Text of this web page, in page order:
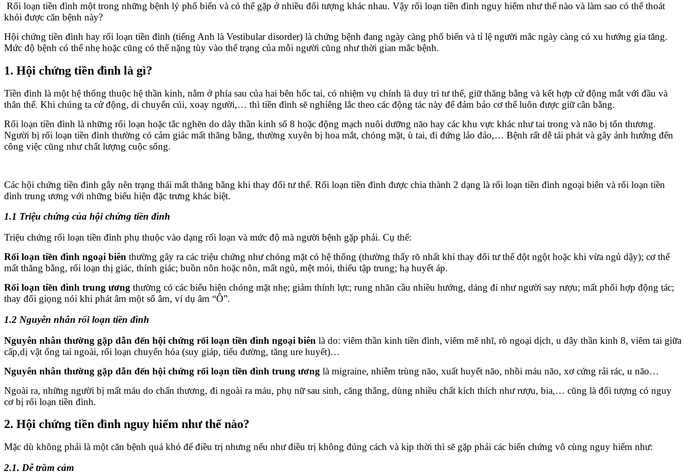
Rối loạn tiền đình một trong những bệnh lý phổ biến và có thể gặp ở nhiều đối tượng khác nhau. Vậy rối loạn tiền đình nguy hiểm như thế nào và làm sao có thể thoát
khỏi được căn bệnh này?
Hội chứng tiền đình hay rối loạn tiền đình (tiếng Anh là Vestibular disorder) là chứng bệnh đang ngày càng phổ biến và tỉ lệ người mắc ngày càng có xu hướng gia tăng.
Mức độ bệnh có thể nhẹ hoặc cũng có thể nặng tùy vào thể trạng của mỗi người cũng như thời gian mắc bệnh.
1. Hội chứng tiền đình là gì?
Tiền đình là một hệ thống thuộc hệ thần kinh, nằm ở phía sau của hai bên hốc tai, có nhiệm vụ chính là duy trì tư thế, giữ thăng bằng và kết hợp cử động mắt với đầu và
thân thể. Khi chúng ta cử động, di chuyển cúi, xoay người,… thì tiền đình sẽ nghiêng lắc theo các động tác này để đảm bảo cơ thể luôn được giữ cân bằng.
Rối loạn tiền đình là những rối loạn hoặc tắc nghẽn do dây thần kinh số 8 hoặc động mạch nuôi dưỡng não hay các khu vực khác như tai trong và não bị tổn thương.
Người bị rối loạn tiền đình thường có cảm giác mất thăng bằng, thường xuyên bị hoa mắt, chóng mặt, ù tai, đi đứng lảo đảo,… Bệnh rất dễ tái phát và gây ảnh hưởng đến
công việc cũng như chất lượng cuộc sống.
Các hội chứng tiền đình gây nên trạng thái mất thăng bằng khi thay đổi tư thế. Rối loạn tiền đình được chia thành 2 dạng là rối loạn tiền đình ngoại biên và rối loạn tiền
đình trung ương với những biểu hiện đặc trưng khác biệt.
1.1 Triệu chứng của hội chứng tiền đình
Triệu chứng rối loạn tiền đình phụ thuộc vào dạng rối loạn và mức độ mà người bệnh gặp phải. Cụ thể:
Rối loạn tiền đình ngoại biên thường gây ra các triệu chứng như chóng mặt có hệ thống (thường thấy rõ nhất khi thay đổi tư thế đột ngột hoặc khi vừa ngủ dậy); cơ thể
mất thăng bằng, rối loạn thị giác, thính giác; buồn nôn hoặc nôn, mất ngủ, mệt mỏi, thiếu tập trung; hạ huyết áp.
Rối loạn tiền đình trung ương thường có các biểu hiện chóng mặt nhẹ; giảm thính lực; rung nhãn cầu nhiều hướng, dáng đi như người say rượu; mất phối hợp động tác;
thay đổi giọng nói khi phát âm một số âm, ví dụ âm “Ô”.
1.2 Nguyên nhân rối loạn tiền đình
Nguyên nhân thường gặp dẫn đến hội chứng rối loạn tiền đình ngoại biên là do: viêm thần kinh tiền đình, viêm mê nhĩ, rò ngoại dịch, u dây thần kinh 8, viêm tai giữa
cấp,dị vật ống tai ngoài, rối loạn chuyển hóa (suy giáp, tiểu đường, tăng ure huyết)…
Nguyên nhân thường gặp dẫn đến hội chứng rối loạn tiền đình trung ương là migraine, nhiễm trùng não, xuất huyết não, nhồi máu não, xơ cứng rải rác, u não…
Ngoài ra, những người bị mất máu do chấn thương, đi ngoài ra máu, phụ nữ sau sinh, căng thẳng, dùng nhiều chất kích thích như rượu, bia,… cũng là đối tượng có nguy
cơ bị rối loạn tiền đình.
2. Hội chứng tiền đình nguy hiểm như thế nào?
Mặc dù không phải là một căn bệnh quá khó để điều trị nhưng nếu như điều trị không đúng cách và kịp thời thì sẽ gặp phải các biến chứng vô cùng nguy hiểm như:
2.1. Dễ trầm cảm